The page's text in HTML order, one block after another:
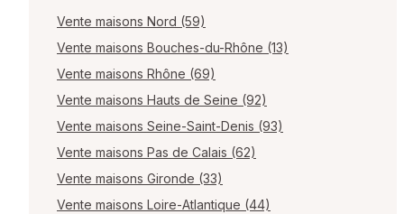
Vente maisons Nord (59)
Vente maisons Bouches-du-Rhône (13)
Vente maisons Rhône (69)
Vente maisons Hauts de Seine (92)
Vente maisons Seine-Saint-Denis (93)
Vente maisons Pas de Calais (62)
Vente maisons Gironde (33)
Vente maisons Loire-Atlantique (44)